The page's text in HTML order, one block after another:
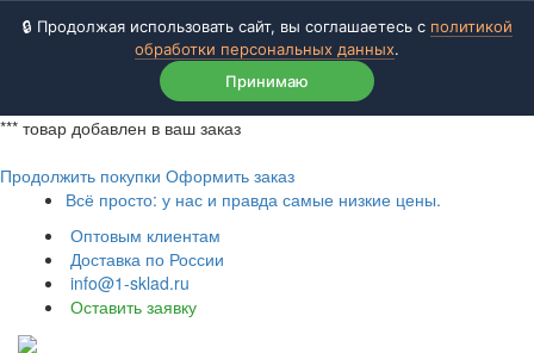
🔒 Продолжая использовать сайт, вы соглашаетесь с политикой
обработки персональных данных.
Принимаю
*** товар добавлен в ваш заказ
Продолжить покупки Оформить заказ
Всё просто: у нас и правда самые низкие цены.
Оптовым клиентам
Доставка по России
info@1-sklad.ru
Оставить заявку